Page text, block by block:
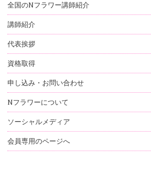
全国のNフラワー講師紹介
講師紹介
代表挨拶
資格取得
申し込み・お問い合わせ
Nフラワーについて
ソーシャルメディア
会員専用のページへ